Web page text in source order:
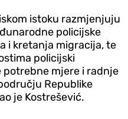
istoku razmjenjuju
policijske
i kretanja migracija, te
policijski
mjere i radnje
Republike
je Kostrešević.